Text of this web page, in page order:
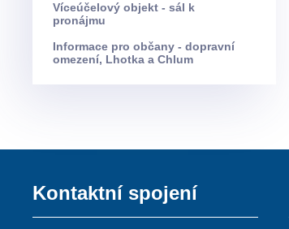
Víceúčelový objekt - sál k
pronájmu
Informace pro občany - dopravní
omezení, Lhotka a Chlum
Kontaktní spojení